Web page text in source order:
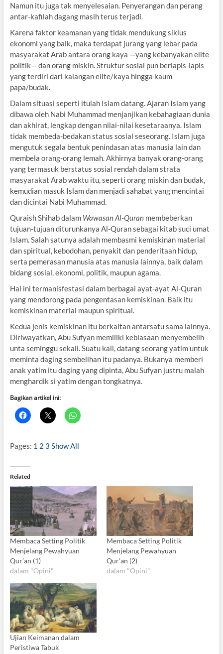
Namun itu juga tak menyelesaian. Penyerangan dan perang
antar-kafilah dagang masih terus terjadi.
Karena faktor keamanan yang tidak mendukung siklus
ekonomi yang baik, maka terdapat jurang yang lebar pada
masyarakat Arab antara orang kaya —yang kebanyakan elite
politik— dan orang miskin. Struktur sosial pun berlapis-lapis
yang terdiri dari kalangan elite/kaya hingga kaum
papa/budak.
Dalam situasi seperti itulah Islam datang. Ajaran Islam yang
dibawa oleh Nabi Muhammad menjanjikan kebahagiaan dunia
dan akhirat, lengkap dengan nilai-nilai kesetaraanya. Islam
tidak membeda-bedakan status sosial seseorang. Islam juga
mengutuk segala bentuk penindasan atas manusia lain dan
membela orang-orang lemah. Akhirnya banyak orang-orang
yang termasuk berstatus sosial rendah dalam strata
masyarakat Arab waktu itu, seperti orang miskin dan budak,
kemudian masuk Islam dan menjadi sahabat yang mencintai
dan dicintai Nabi Muhammad.
Quraish Shihab dalam Wawasan Al-Quranmembeberkan
tujuan-tujuan diturunkanya Al-Quran sebagai kitab suci umat
Islam. Salah satunya adalah membasmi kemiskinan material
dan spiritual, kebodohan, penyakit dan penderitaan hidup,
serta pemerasan manusia atas manusia lainnya, baik dalam
bidang sosial, ekonomi, politik, maupun agama.
Hal ini termanisfestasi dalam berbagai ayat-ayat Al-Quran
yang mendorong pada pengentasan kemiskinan. Baik itu
kemiskinan material maupun spiritual.
Kedua jenis kemiskinan itu berkaitan antarsatu sama lainnya.
Diriwayatkan, Abu Sufyan memiliki kebiasaan menyembelih
unta seminggu sekali. Suatu kali, datang seorang yatim untuk
meminta daging sembelihan itu padanya. Bukanya memberi
anak yatim itu daging yang dipinta, Abu Sufyan justru malah
menghardik si yatim dengan tongkatnya.
Bagikan artikel ini:
Pages: 1 2 3 Show All
Related
Membaca Setting Politik
Menjelang Pewahyuan
Qur’an (1)
dalam "Opini"
Membaca Setting Politik
Menjelang Pewahyuan
Qur’an (2)
dalam "Opini"
Ujian Keimanan dalam
Peristiwa Tabuk